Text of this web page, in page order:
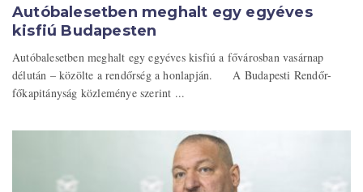
Autóbalesetben meghalt egy egyéves
kisfiú Budapesten
Autóbalesetben meghalt egy egyéves kisfiú a fővárosban vasárnap
délután – közölte a rendőrség a honlapján. A Budapesti Rendőr-
főkapitányság közleménye szerint ...